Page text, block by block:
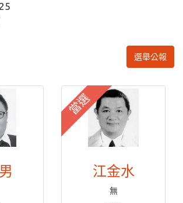
選舉公報
當選
江金水
無